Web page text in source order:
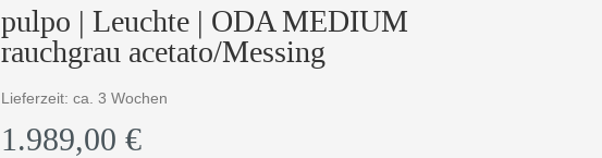
pulpo | Leuchte | ODA MEDIUM
rauchgrau acetato/Messing
Lieferzeit: ca. 3 Wochen
1.989,00 €